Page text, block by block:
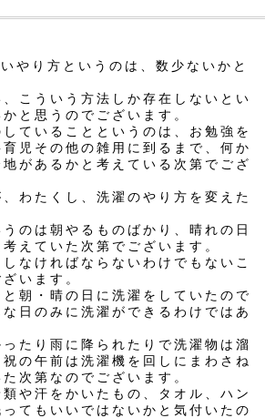
やり方というのは、数少ないかと
こういう方法しか存在しないとい
と思うのでございます。
ていることというのは、お勉強を
児その他の雑用に到るまで、何か
があるかと考えている次第でござ
わたくし、洗濯のやり方を変えた
のは朝やるものばかり、晴れの日
えていた次第でございます。
なければならないわけでもないこ
います。
朝・晴の日に洗濯をしていたので
日のみに洗濯ができるわけではあ
たり雨に降られたりで洗濯物は溜
の午前は洗濯機を回しにまわさね
次第なのでございます。
や汗をかいたもの、タオル、ハン
てもいいではないかと気付いたの